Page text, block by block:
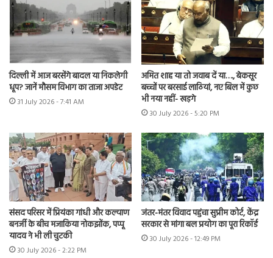
दिल्ली में आज बरसेंगे बादल या निकलेगी
धूप? जानें मौसम विभाग का ताजा अपडेट
31 July 2026 - 7:41 AM
अमित शाह या तो जवाब दें या…., बेकसूर
बच्चों पर बरसाई लाठियां, नए बिल में कुछ
भी नया नहीं- खड़गे
30 July 2026 - 5:20 PM
संसद परिसर में प्रियंका गांधी और कल्याण
बनर्जी के बीच मजाकिया नोकझोंक, पप्पू
यादव ने भी ली चुटकी
30 July 2026 - 2:22 PM
जंतर-मंतर विवाद पहुंचा सुप्रीम कोर्ट, केंद्र
सरकार से मांगा बल प्रयोग का पूरा रिकॉर्ड
30 July 2026 - 12:49 PM